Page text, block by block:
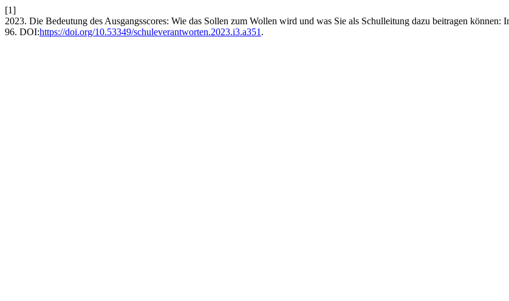
[1]
2023. Die Bedeutung des Ausgangsscores: Wie das Sollen zum Wollen wird und was Sie als Schulleitung dazu beitragen können:
96. DOI:https://doi.org/10.53349/schuleverantworten.2023.i3.a351 .